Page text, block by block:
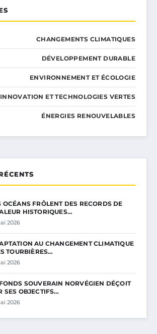
CHANGEMENTS CLIMATIQUES
DÉVELOPPEMENT DURABLE
ENVIRONNEMENT ET ÉCOLOGIE
INNOVATION ET TECHNOLOGIES VERTES
ÉNERGIES RENOUVELABLES
OCÉANS FRÔLENT DES RECORDS DE
HISTORIQUES…
2026
AU CHANGEMENT CLIMATIQUE
TOURBIÈRES…
2026
SOUVERAIN NORVÉGIEN DÉÇOIT
SES OBJECTIFS…
2026